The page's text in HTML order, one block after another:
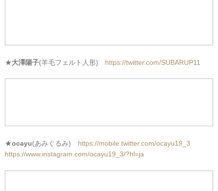
★大澤陽子(羊毛フェルト人形) https://twitter.com/SUBARUP11
★ocayu(あみぐるみ) https://mobile.twitter.com/ocayu19_3
https://www.instagram.com/ocayu19_3/?hl=ja